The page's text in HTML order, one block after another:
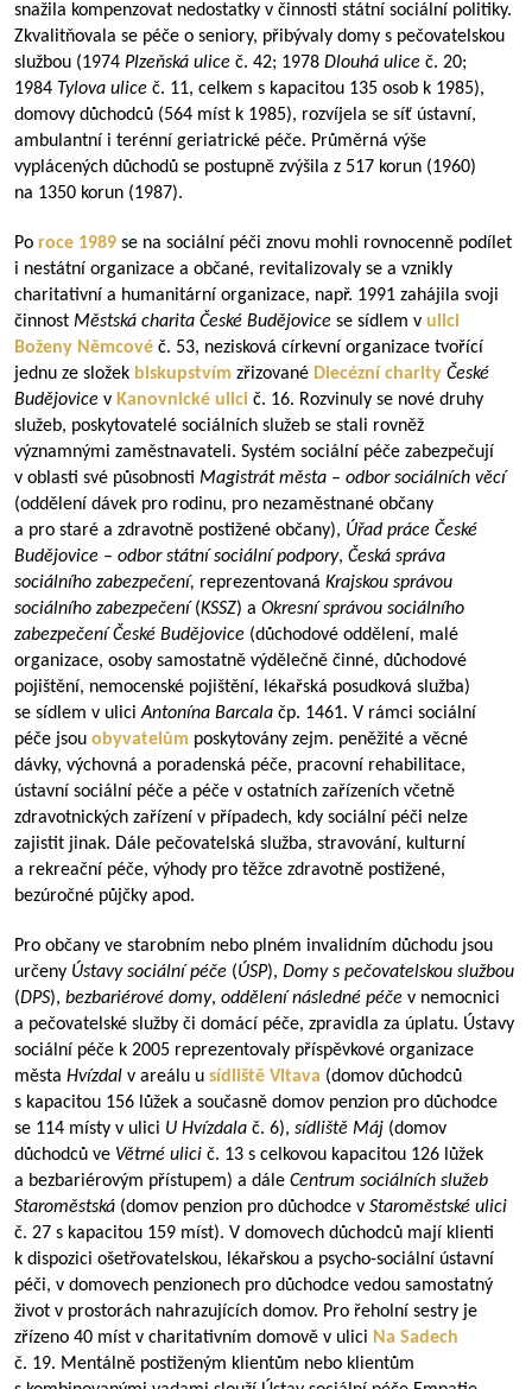
snažila kompenzovat nedostatky v činnosti státní sociální politiky.
Zkvalitňovala se péče o seniory, přibývaly domy s pečovatelskou
službou (1974 Plzeňská ulice č. 42; 1978 Dlouhá ulice č. 20;
1984 Tylova ulice č. 11, celkem s kapacitou 135 osob k 1985),
domovy důchodců (564 míst k 1985), rozvíjela se síť ústavní,
ambulantní i terénní geriatrické péče. Průměrná výše
vyplácených důchodů se postupně zvýšila z 517 korun (1960)
na 1350 korun (1987).
Po roce 1989 se na sociální péči znovu mohli rovnocenně podílet
i nestátní organizace a občané, revitalizovaly se a vznikly
charitativní a humanitární organizace, např. 1991 zahájila svoji
činnost Městská charita České Budějovice se sídlem v ulici
Boženy Němcové č. 53, nezisková církevní organizace tvořící
jednu ze složek biskupstvím zřizované Diecézní charity České
Budějovice v Kanovnické ulici č. 16. Rozvinuly se nové druhy
služeb, poskytovatelé sociálních služeb se stali rovněž
významnými zaměstnavateli. Systém sociální péče zabezpečují
v oblasti své působnosti Magistrát města – odbor sociálních věcí
(oddělení dávek pro rodinu, pro nezaměstnané občany
a pro staré a zdravotně postižené občany), Úřad práce České
Budějovice – odbor státní sociální podpory, Česká správa
sociálního zabezpečení, reprezentovaná Krajskou správou
sociálního zabezpečení (KSSZ) a Okresní správou sociálního
zabezpečení České Budějovice (důchodové oddělení, malé
organizace, osoby samostatně výdělečně činné, důchodové
pojištění, nemocenské pojištění, lékařská posudková služba)
se sídlem v uliciAntonína Barcala čp. 1461. V rámci sociální
péče jsou obyvatelům poskytovány zejm. peněžité a věcné
dávky, výchovná a poradenská péče, pracovní rehabilitace,
ústavní sociální péče a péče v ostatních zařízeních včetně
zdravotnických zařízení v případech, kdy sociální péči nelze
zajistit jinak. Dále pečovatelská služba, stravování, kulturní
a rekreační péče, výhody pro těžce zdravotně postižené,
bezúročné půjčky apod.
Pro občany ve starobním nebo plném invalidním důchodu jsou
určeny Ústavy sociální péče (ÚSP), Domy s pečovatelskou službou
(DPS), bezbariérové domy, oddělení následné péče v nemocnici
a pečovatelské služby či domácí péče, zpravidla za úplatu. Ústavy
sociální péče k 2005 reprezentovaly příspěvkové organizace
města Hvízdal v areálu u sídliště Vltava (domov důchodců
s kapacitou 156 lůžek a současně domov penzion pro důchodce
se 114 místy v ulici U Hvízdala č. 6), sídliště Máj (domov
důchodců ve Větrné ulici č. 13 s celkovou kapacitou 126 lůžek
a bezbariérovým přístupem) a dále Centrum sociálních služeb
Staroměstská (domov penzion pro důchodce v Staroměstské ulici
č. 27 s kapacitou 159 míst). V domovech důchodců mají klienti
k dispozici ošetřovatelskou, lékařskou a psycho-sociální ústavní
péči, v domovech penzionech pro důchodce vedou samostatný
život v prostorách nahrazujících domov. Pro řeholní sestry je
zřízeno 40 míst v charitativním domově v ulici Na Sadech
č. 19. Mentálně postiženým klientům nebo klientům